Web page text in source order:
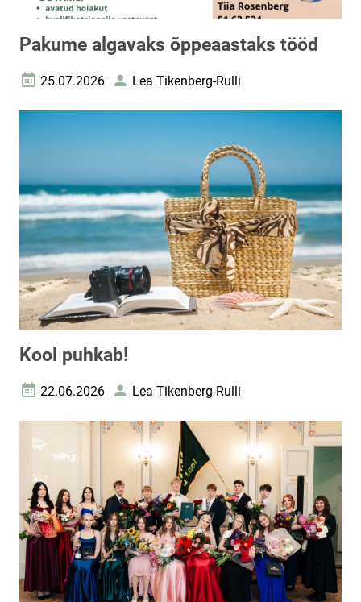
Pakume algavaks õppeaastaks tööd
Loomise kuupäev
25.07.2026 AutorLea Tikenberg-Rulli
Kool puhkab!
Loomise kuupäev
22.06.2026 AutorLea Tikenberg-Rulli